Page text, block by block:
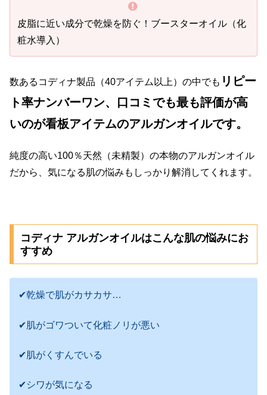
皮脂に近い成分で乾燥を防ぐ！ブースターオイル（化
粧水導入）
数あるコディナ製品（40アイテム以上）の中でも リピー
ト率ナンバーワン、口コミでも最も評価が高
いのが看板アイテムのアルガンオイルです。
純度の高い100％天然（未精製）の本物のアルガンオイル
だから、気になる肌の悩みもしっかり解消してくれます。
コディナ アルガンオイルはこんな肌の悩みにお
すすめ
✔乾燥で肌がカサカサ…
✔肌がゴワついて化粧ノリが悪い
✔肌がくすんでいる
✔シワが気になる